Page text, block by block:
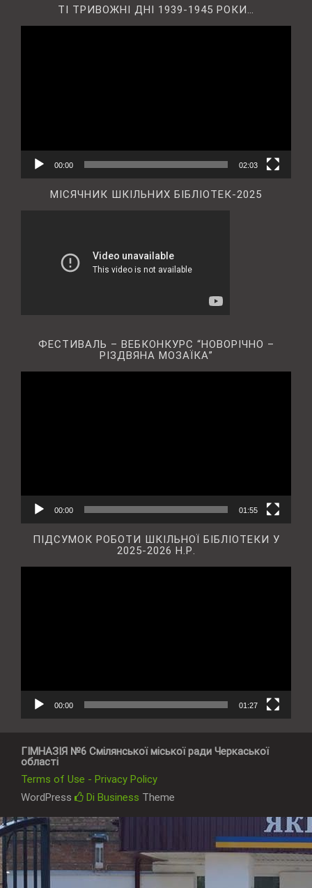
ТІ ТРИВОЖНІ ДНІ 1939-1945 РОКИ…
00:00 02:03
МІСЯЧНИК ШКІЛЬНИХ БІБЛІОТЕК-2025
ФЕСТИВАЛЬ – ВЕБКОНКУРС “НОВОРІЧНО –
РІЗДВЯНА МОЗАЇКА”
00:00 01:55
ПІДСУМОК РОБОТИ ШКІЛЬНОЇ БІБЛІОТЕКИ У
2025-2026 Н.Р.
00:00 01:27
ГІМНАЗІЯ №6 Смілянської міської ради Черкаської
області
Terms of Use - Privacy Policy
WordPress
Di Business Theme